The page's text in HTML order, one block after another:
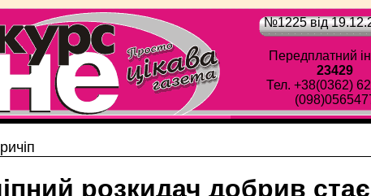
№1225 від
Передплатний
23429
Тел. +38(0362)
розкидач добрив